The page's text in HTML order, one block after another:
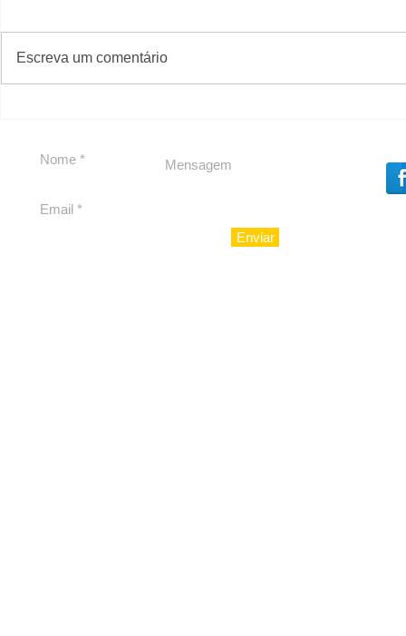
Escreva um comentário
#Sugestões
Enviar